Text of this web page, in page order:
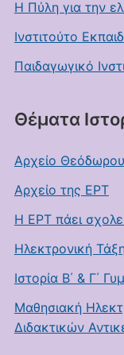
Η Πύλη για την
Ινστιτούτο
Παιδαγωγικό
Θέματα
Αρχείο
Αρχείο της ΕΡΤ
Η ΕΡΤ πάει
Ηλεκτρονική
Ιστορία Β΄ & Γ΄
Μαθησιακή
Διδακτικών